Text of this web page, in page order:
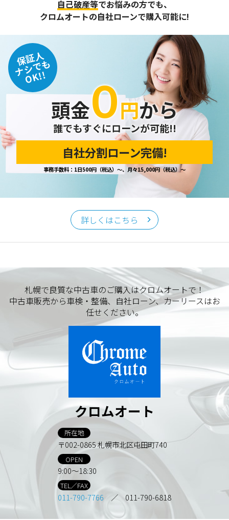
自己破産等でお悩みの方でも、
クロムオートの自社ローンで購入可能に!
保証人
ナシでも
OK!!
頭金０円から
誰でもすぐにローンが可能!!
自社分割ローン完備!
事務手数料：1日500円（税込）～、月々15,000円（税込）～
詳しくはこちら
札幌で良質な中古車のご購入はクロムオートで！
中古車販売から車検・整備、自社ローン、カーリースはお
任せください。
クロムオート
所在地
〒002-0865 札幌市北区屯田町740
OPEN
9:00～18:30
TEL／FAX
011-790-7766 ／ 011-790-6818